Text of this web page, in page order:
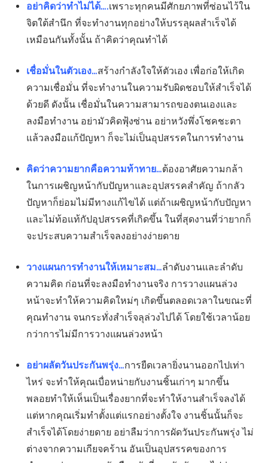
อย่าคิดว่าทำไม่ได้….เพราะทุกคนมีศักยภาพที่ซ่อนไว้ใน
จิตใต้สำนึก ที่จะทำงานทุกอย่างให้บรรลุผลสำเร็จได้
เหมือนกันทั้งนั้น ถ้าคิดว่าคุณทำได้
เชื่อมั่นในตัวเอง…สร้างกำลังใจให้ตัวเอง เพื่อก่อให้เกิด
ความเชื่อมั่น ที่จะทำงานในความรับผิดชอบให้สำเร็จได้
ด้วยดี ดังนั้น เชื่อมั่นในความสามารถของตนเองและ
ลงมือทำงาน อย่ามัวคิดฟุ้งซ่าน อย่าหวังพึ่งโชคชะตา
แล้วลงมือแก้ปัญหา ก็จะไม่เป็นอุปสรรคในการทำงาน
คิดว่าความยากคือความท้าทาย…ต้องอาศัยความกล้า
ในการเผชิญหน้ากับปัญหาและอุปสรรคสำคัญ ถ้ากลัว
ปัญหาก็ย่อมไม่มีทางแก้ไขได้ แต่ถ้าเผชิญหน้ากับปัญหา
และไม่ท้อแท้กัปอุปสรรคที่เกิดขึ้น ในที่สุดงานที่ว่ายากก็
จะประสบความสำเร็จลงอย่างง่ายดาย
วางแผนการทำงานให้เหมาะสม…ลำดับงานและลำดับ
ความคิด ก่อนที่จะลงมือทำงานจริง การวางแผนล่วง
หน้าจะทำให้ความคิดใหม่ๆ เกิดขึ้นตลอดเวลาในขณะที่
คุณทำงาน จนกระทั่งสำเร็จลุล่วงไปได้ โดยใช้เวลาน้อย
กว่าการไม่มีการวางแผนล่วงหน้า
อย่าผลัดวันประกันพรุ่ง…การยืดเวลายิ่งนานออกไปเท่า
ไหร่ จะทำให้คุณเบื่อหน่ายกับงานชิ้นเก่าๆ มากขึ้น
พลอยทำให้เห็นเป็นเรื่องยากที่จะทำให้งานสำเร็จลงได้
แต่หากคุณเริ่มทำตั้งแต่แรกอย่างตั้งใจ งานชิ้นนั้นก็จะ
สำเร็จได้โดยง่ายดาย อย่าลืมว่าการผัดวันประกันพรุ่ง ไม่
ต่างจากความเกียจคร้าน อันเป็นอุปสรรคของการ